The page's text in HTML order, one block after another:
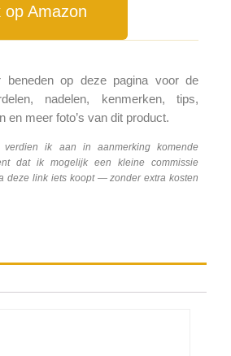
op Amazon
beneden op deze pagina voor de
nadelen, kenmerken, tips,
en meer foto’s van dit product.
verdien ik aan in aanmerking komende
dat ik mogelijk een kleine commissie
deze link iets koopt — zonder extra kosten